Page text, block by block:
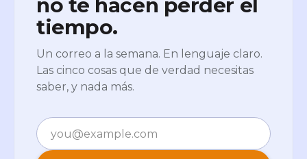
tiempo.
Un correo a la semana. En lenguaje claro.
Las cinco cosas que de verdad necesitas
saber, y nada más.
Correo electrónico